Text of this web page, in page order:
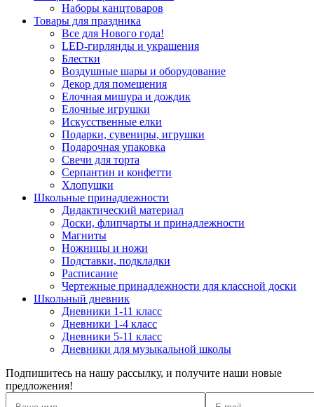
Наборы канцтоваров
Товары для праздника
Все для Нового года!
LED-гирлянды и украшения
Блестки
Воздушные шары и оборудование
Декор для помещения
Елочная мишура и дождик
Елочные игрушки
Искусственные елки
Подарки, сувениры, игрушки
Подарочная упаковка
Свечи для торта
Серпантин и конфетти
Хлопушки
Школьные принадлежности
Дидактический материал
Доски, флипчарты и принадлежности
Магниты
Ножницы и ножи
Подставки, подкладки
Расписание
Чертежные принадлежности для классной доски
Школьный дневник
Дневники 1-11 класс
Дневники 1-4 класс
Дневники 5-11 класс
Дневники для музыкальной школы
Подпишитесь на нашу рассылку, и получите наши новые
предложения!